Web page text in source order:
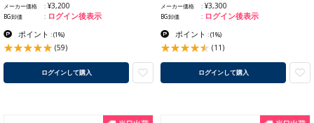
メーカー価格 ¥3,200
BG卸価 ログイン後表示
ポイント :(1%)
(59)
ログインして購入
メーカー価格 ¥3,300
BG卸価 ログイン後表示
ポイント :(1%)
(11)
ログインして購入